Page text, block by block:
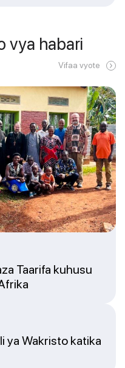
vya habari
Vifaa vyote
Taarifa kuhusu
ya Wakristo katika